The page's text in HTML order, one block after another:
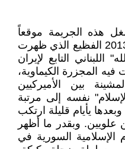
هذه الجريمة موقعاً
فاصلاً ومركزياً، توج بالعار عام 2013 الفظيع الذي ظهرت
التابع لإيران
المجزرة الكيماوية،
بين الأميركيين
نفسه إلى مرتبة
يأيام قليلة ارتكب
علويين. وبقدر ما أظهر
السورية في